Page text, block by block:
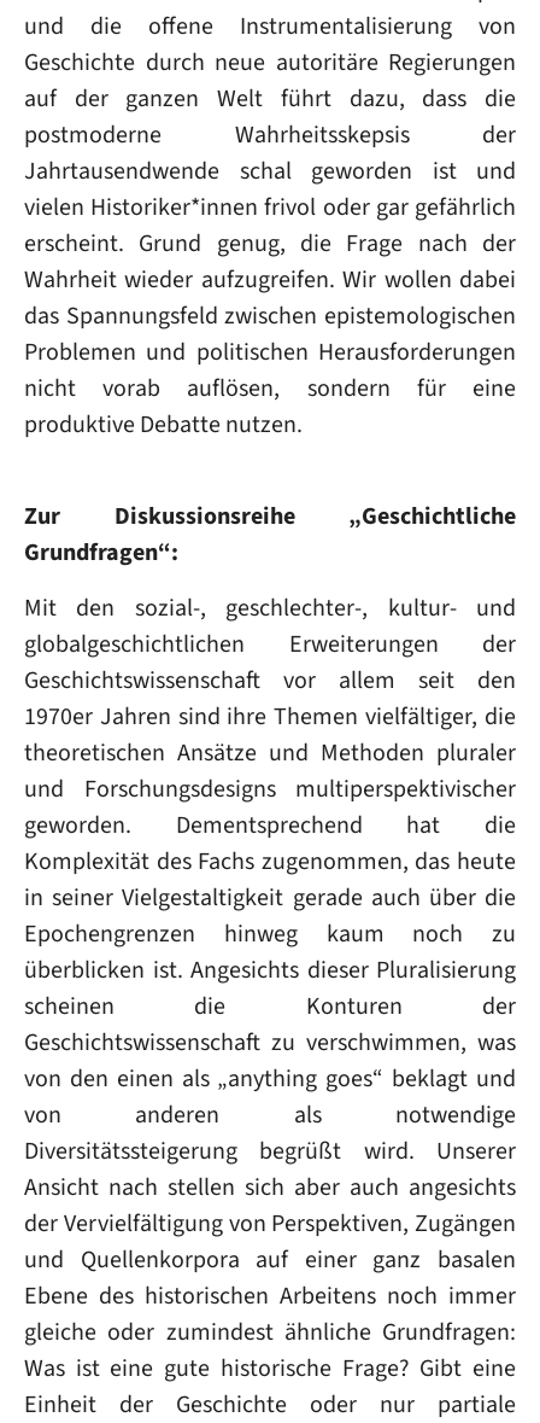
und die offene Instrumentalisierung von
Geschichte durch neue autoritäre Regierungen
auf der ganzen Welt führt dazu, dass die
postmoderne Wahrheitsskepsis der
Jahrtausendwende schal geworden ist und
vielen Historiker*innen frivol oder gar gefährlich
erscheint. Grund genug, die Frage nach der
Wahrheit wieder aufzugreifen. Wir wollen dabei
das Spannungsfeld zwischen epistemologischen
Problemen und politischen Herausforderungen
nicht vorab auflösen, sondern für eine
produktive Debatte nutzen.
Zur Diskussionsreihe „Geschichtliche
Grundfragen“:
Mit den sozial-, geschlechter-, kultur- und
globalgeschichtlichen Erweiterungen der
Geschichtswissenschaft vor allem seit den
1970er Jahren sind ihre Themen vielfältiger, die
theoretischen Ansätze und Methoden pluraler
und Forschungsdesigns multiperspektivischer
geworden. Dementsprechend hat die
Komplexität des Fachs zugenommen, das heute
in seiner Vielgestaltigkeit gerade auch über die
Epochengrenzen hinweg kaum noch zu
überblicken ist. Angesichts dieser Pluralisierung
scheinen die Konturen der
Geschichtswissenschaft zu verschwimmen, was
von den einen als „anything goes“ beklagt und
von anderen als notwendige
Diversitätssteigerung begrüßt wird. Unserer
Ansicht nach stellen sich aber auch angesichts
der Vervielfältigung von Perspektiven, Zugängen
und Quellenkorpora auf einer ganz basalen
Ebene des historischen Arbeitens noch immer
gleiche oder zumindest ähnliche Grundfragen:
Was ist eine gute historische Frage? Gibt eine
Einheit der Geschichte oder nur partiale